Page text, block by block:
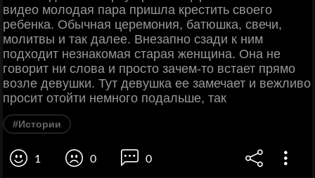
видео молодая пара пришла крестить своего
ребенка. Обычная церемония, батюшка, свечи,
молитвы и так далее. Внезапно сзади к ним
подходит незнакомая старая женщина. Она не
говорит ни слова и просто зачем-то встает прямо
возле девушки. Тут девушка ее замечает и вежливо
просит отойти немного подальше, так
#Истории
1 0 0